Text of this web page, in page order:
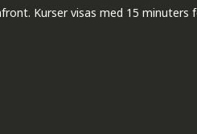
Kurser visas med 15 minuters